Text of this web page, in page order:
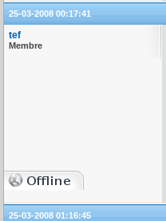
25-03-2008 00:17:41
tef
Membre
25-03-2008 01:16:45